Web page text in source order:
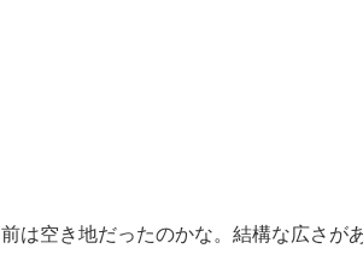
前は空き地だったのかな。結構な広さが